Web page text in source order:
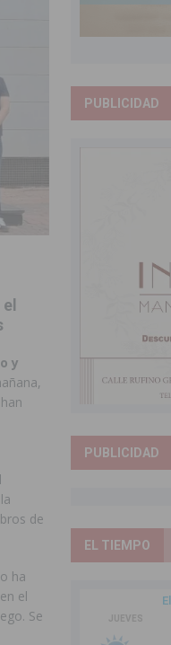
y
de
ha
el
Se
PUBLICIDAD
PUBLICIDAD
EL TIEMPO